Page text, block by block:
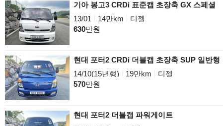
기아 봉고3 CRDi 표준캡 초장축 GX 스페셜
13/01
14만km
디젤
630만원
현대 포터2 CRDi 더블캡 초장축 SUP 일반형
14/10(15년형)
19만km
디젤
570만원
현대 포터2 더블캡 파워게이트